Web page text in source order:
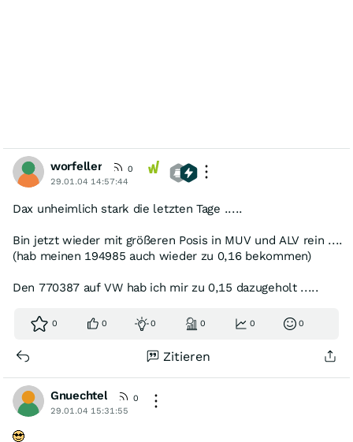
worfeller
0
29.01.04 14:57:44
Dax unheimlich stark die letzten Tage .....
Bin jetzt wieder mit größeren Posis in MUV und ALV rein ....
(hab meinen 194985 auch wieder zu 0,16 bekommen)
Den 770387 auf VW hab ich mir zu 0,15 dazugeholt .....
0 0 0 0 0 0
Zitieren
Gnuechtel
0
29.01.04 15:31:55